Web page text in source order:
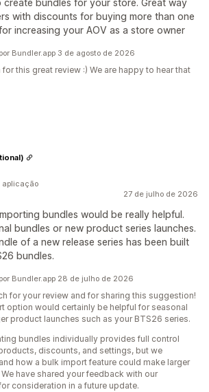
create bundles for your store. Great way
with discounts for buying more than one
increasing your AOV as a store owner
Bundler.app 3 de agosto de 2026
this great review :) We are happy to hear that
27 de julho de 2026
bundles would be really helpful.
bundles or new product series launches.
of a new release series has been built
bundles.
aplicação
Bundler.app 28 de julho de 2026
for your review and for sharing this suggestion!
option would certainly be helpful for seasonal
product launches such as your BTS26 series.
bundles individually provides full control
discounts, and settings, but we
how a bulk import feature could make larger
have shared your feedback with our
consideration in a future update.